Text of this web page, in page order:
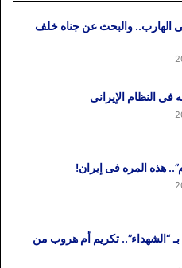
الهارب.. والبحث عن جناه خلف
فی النظام اﻹیرانی
هذه المره فی إیران!
“الشهداء”.. تکریم أم هروب من